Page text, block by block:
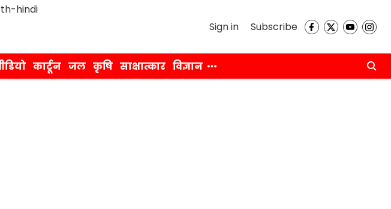
Sign in Subscribe
कार्टून जल कृषि साक्षात्कार विज्ञान